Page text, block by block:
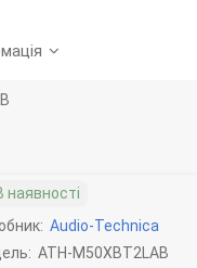
наявності
Audio-Technica
ATH-M50XBT2LAB